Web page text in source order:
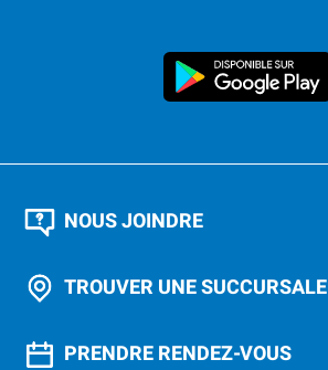
NOUS JOINDRE
TROUVER UNE SUCCURSALE
PRENDRE RENDEZ-VOUS